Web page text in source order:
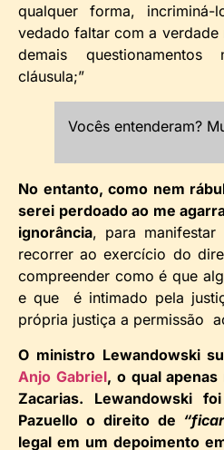
qualquer forma, incriminá-
vedado faltar com a verdade
demais
cláusula;”
Vocês entenderam?
No entanto, como nem
serei perdoado ao me
ignorância, para
recorrer ao exercício do
compreender como é que
e que é intimado pela
própria justiça a permissão
O ministro Lewandowski
Anjo Gabriel, o qual
Zacarias. Lewandowski
Pazuello o direito de
legal em um depoimento